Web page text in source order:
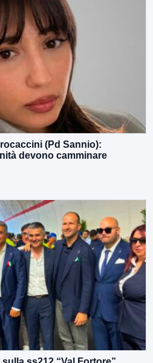
(Pd Sannio):
devono camminare